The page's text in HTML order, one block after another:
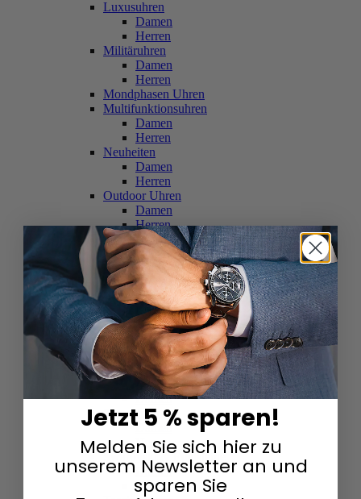
Luxusuhren
Damen
Herren
Militäruhren
Damen
Herren
Mondphasen Uhren
Multifunktionsuhren
Damen
Herren
Neuheiten
Damen
Herren
Outdoor Uhren
Damen
Herren
Schweizer Uhren
Damen
Herren
Skelettuhren
Damen
Herren
Smartwatches
Damen
Herren
Solaruhren
Herren
Damen
Sportuhren
Damen
Herren
Swarovski & Edelsteine
Damen
Herren
Jetzt 5 % sparen!
Melden Sie sich hier zu
unserem Newsletter an und
sparen Sie